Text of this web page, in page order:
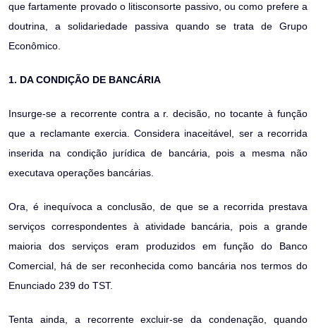
que fartamente provado o litisconsorte passivo, ou como prefere a
doutrina, a solidariedade passiva quando se trata de Grupo
Econômico.
1. DA CONDIÇÃO DE BANCÁRIA
Insurge-se a recorrente contra a r. decisão, no tocante à função
que a reclamante exercia. Considera inaceitável, ser a recorrida
inserida na condição jurídica de bancária, pois a mesma não
executava operações bancárias.
Ora, é inequívoca a conclusão, de que se a recorrida prestava
serviços correspondentes à atividade bancária, pois a grande
maioria dos serviços eram produzidos em função do Banco
Comercial, há de ser reconhecida como bancária nos termos do
Enunciado 239 do TST.
Tenta ainda, a recorrente excluir-se da condenação, quando